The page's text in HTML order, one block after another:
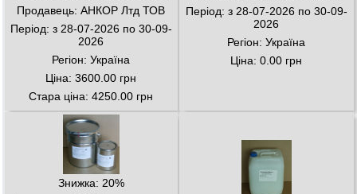
Продавець: АНКОР Лтд ТОВ
Період: з 28-07-2026 по 30-09-
2026
Регіон: Україна
Ціна: 3600.00 грн
Стара ціна: 4250.00 грн
Період: з 28-07-2026 по 30-09-
2026
Регіон: Україна
Ціна: 0.00 грн
Знижка: 20%